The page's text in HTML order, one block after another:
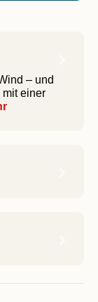
– und
mit einer